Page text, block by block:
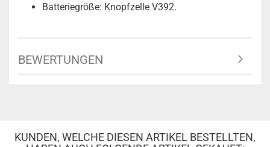
Batteriegröße: Knopfzelle V392.
BEWERTUNGEN
KUNDEN, WELCHE DIESEN ARTIKEL BESTELLTEN,